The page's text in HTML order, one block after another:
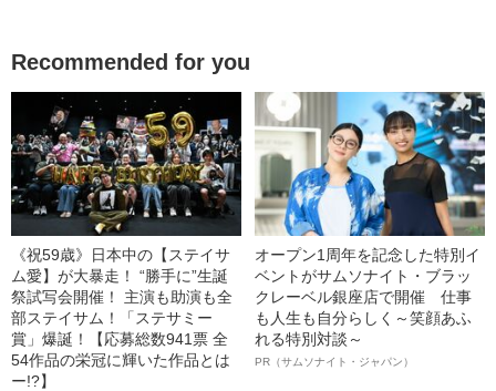
Recommended for you
《祝59歳》日本中の【ステイサ
ム愛】が大暴走！ “勝手に”生誕
祭試写会開催！ 主演も助演も全
部ステイサム！「ステサミー
賞」爆誕！【応募総数941票 全
54作品の栄冠に輝いた作品とは
ー!?】
オープン1周年を記念した特別イ
ベントがサムソナイト・ブラッ
クレーベル銀座店で開催 仕事
も人生も自分らしく～笑顔あふ
れる特別対談～
PR（サムソナイト・ジャパン）